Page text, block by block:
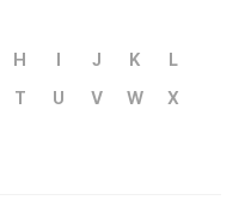
H I J K
L
T U V W
X